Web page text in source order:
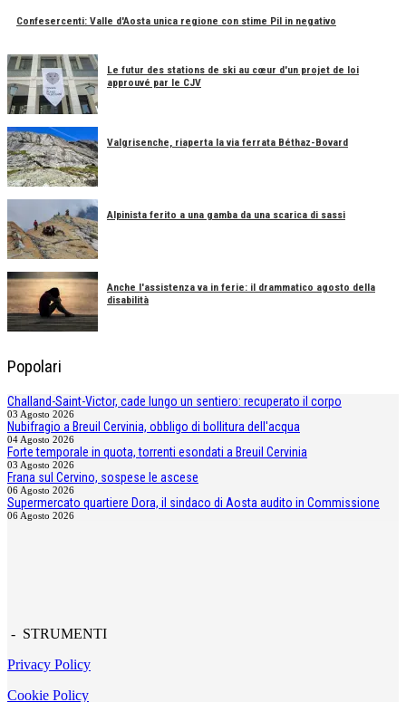
Confesercenti: Valle d'Aosta unica regione con stime Pil in negativo
Le futur des stations de ski au cœur d'un projet de loi
approuvé par le CJV
Valgrisenche, riaperta la via ferrata Béthaz-Bovard
Alpinista ferito a una gamba da una scarica di sassi
Anche l'assistenza va in ferie: il drammatico agosto della
disabilità
Popolari
Challand-Saint-Victor, cade lungo un sentiero: recuperato il corpo
03 Agosto 2026
Nubifragio a Breuil Cervinia, obbligo di bollitura dell'acqua
04 Agosto 2026
Forte temporale in quota, torrenti esondati a Breuil Cervinia
03 Agosto 2026
Frana sul Cervino, sospese le ascese
06 Agosto 2026
Supermercato quartiere Dora, il sindaco di Aosta audito in Commissione
06 Agosto 2026
- STRUMENTI
Privacy Policy
Cookie Policy